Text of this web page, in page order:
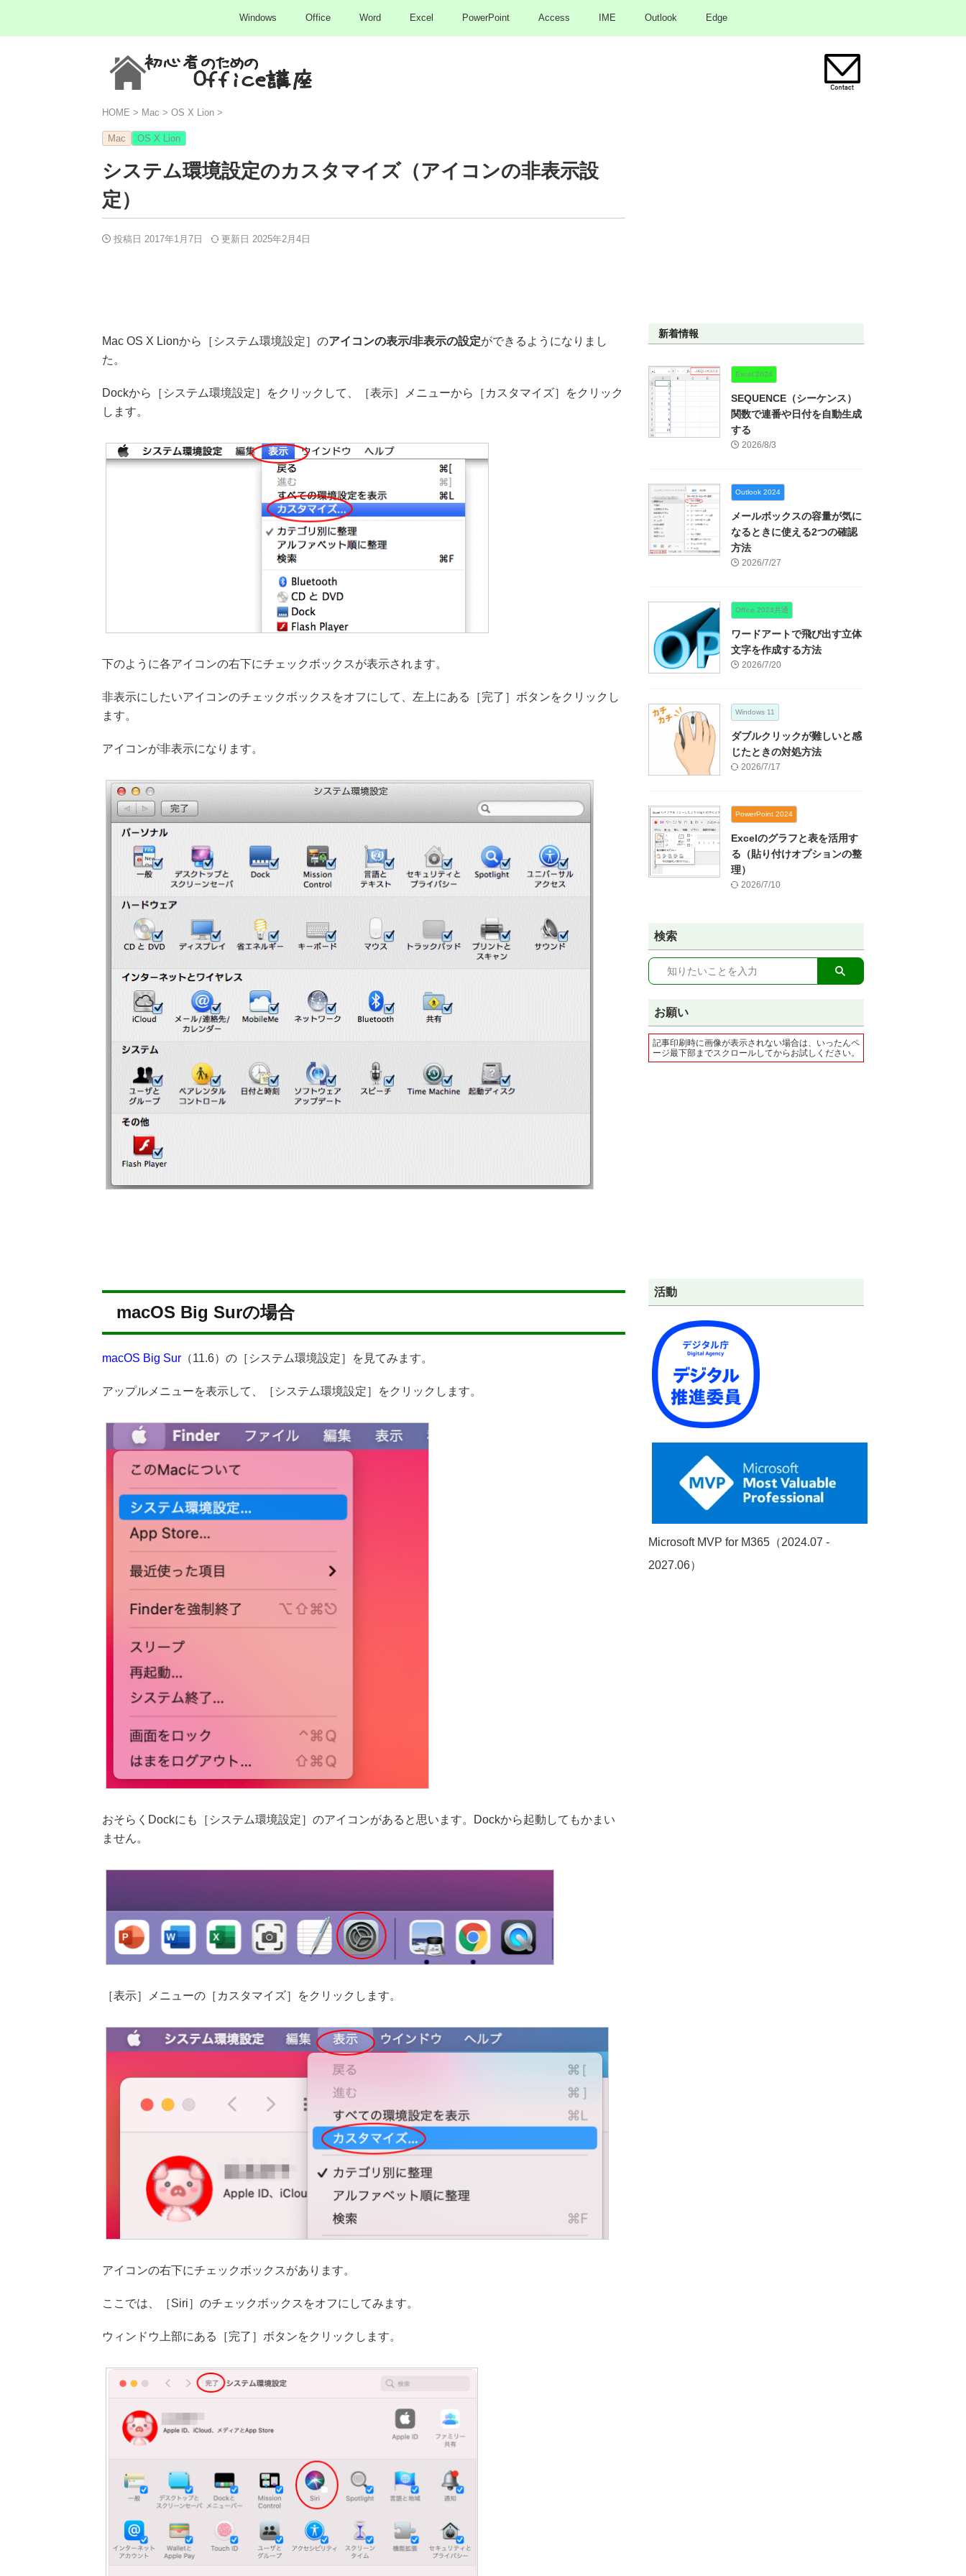
Windows Office Word Excel PowerPoint Access IME Outlook Edge
HOME > Mac > OS X Lion >
Mac OS X Lion
システム環境設定のカスタマイズ（アイコンの非表示設
定）
投稿日 2017年1月7日 更新日 2025年2月4日
Mac OS X Lionから［システム環境設定］のアイコンの表示/非表示の設定ができるようになりまし
た。
Dockから［システム環境設定］をクリックして、［表示］メニューから［カスタマイズ］をクリック
します。
下のように各アイコンの右下にチェックボックスが表示されます。
非表示にしたいアイコンのチェックボックスをオフにして、左上にある［完了］ボタンをクリックし
ます。
アイコンが非表示になります。
macOS Big Surの場合
macOS Big Sur （11.6）の［システム環境設定］を見てみます。
アップルメニューを表示して、［システム環境設定］をクリックします。
おそらくDockにも［システム環境設定］のアイコンがあると思います。Dockから起動してもかまい
ません。
［表示］メニューの［カスタマイズ］をクリックします。
アイコンの右下にチェックボックスがあります。
ここでは、［Siri］のチェックボックスをオフにしてみます。
ウィンドウ上部にある［完了］ボタンをクリックします。
新着情報
Excel 2024
SEQUENCE（シーケンス）
関数で連番や日付を自動生成
する
2026/8/3
Outlook 2024
メールボックスの容量が気に
なるときに使える2つの確認
方法
2026/7/27
Office 2024共通
ワードアートで飛び出す立体
文字を作成する方法
2026/7/20
Windows 11
ダブルクリックが難しいと感
じたときの対処方法
2026/7/17
PowerPoint 2024
Excelのグラフと表を活用す
る（貼り付けオプションの整
理）
2026/7/10
検索
お願い
記事印刷時に画像が表示されない場合は、いったんペ
ージ最下部までスクロールしてからお試しください。
活動
Microsoft MVP for M365（2024.07 -
2027.06）